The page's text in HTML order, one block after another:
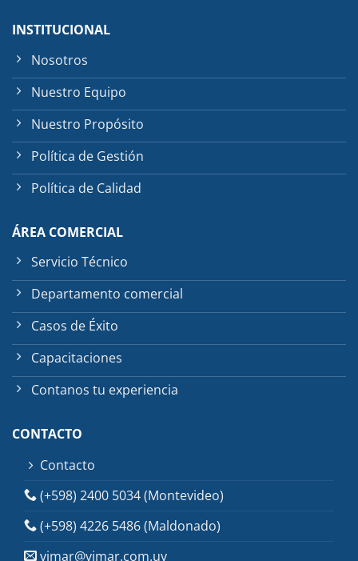
INSTITUCIONAL
Nosotros
Nuestro Equipo
Nuestro Propósito
Política de Gestión
Política de Calidad
ÁREA COMERCIAL
Servicio Técnico
Departamento comercial
Casos de Éxito
Capacitaciones
Contanos tu experiencia
CONTACTO
Contacto
(+598) 2400 5034 (Montevideo)
(+598) 4226 5486 (Maldonado)
vimar@vimar.com.uy